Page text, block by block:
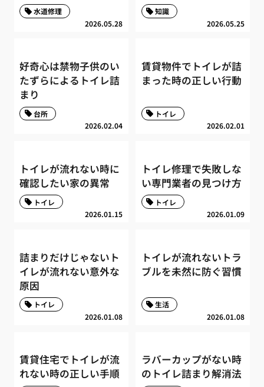
2026.05.28
水道修理
2026.05.25
知識
好奇心は禁物子供のい
たずらによるトイレ詰
まり
2026.02.04
台所
賃貸物件でトイレが詰
まった時の正しい行動
2026.02.01
トイレ
トイレが流れない時に
確認したい家の異常
2026.01.15
トイレ
トイレ修理で失敗しな
い専門業者の見つけ方
2026.01.09
トイレ
詰まりだけじゃないト
イレが流れない意外な
原因
2026.01.08
トイレ
トイレが流れないトラ
ブルを未然に防ぐ習慣
2026.01.08
生活
賃貸住宅でトイレが流
れない時の正しい手順
ラバーカップがない時
のトイレ詰まり解消法